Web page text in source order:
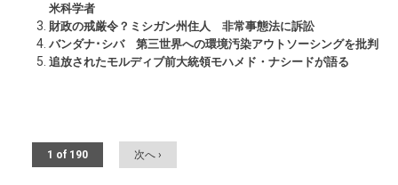
米科学者
財政の戒厳令？ミシガン州住人 非常事態法に訴訟
バンダナ･シバ 第三世界への環境汚染アウトソーシングを批判
追放されたモルディブ前大統領モハメド・ナシードが語る
1 of 190 次へ ›